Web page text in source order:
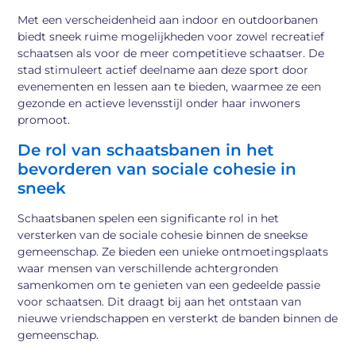
Met een verscheidenheid aan indoor en outdoorbanen
biedt sneek ruime mogelijkheden voor zowel recreatief
schaatsen als voor de meer competitieve schaatser. De
stad stimuleert actief deelname aan deze sport door
evenementen en lessen aan te bieden, waarmee ze een
gezonde en actieve levensstijl onder haar inwoners
promoot.
De rol van schaatsbanen in het
bevorderen van sociale cohesie in
sneek
Schaatsbanen spelen een significante rol in het
versterken van de sociale cohesie binnen de sneekse
gemeenschap. Ze bieden een unieke ontmoetingsplaats
waar mensen van verschillende achtergronden
samenkomen om te genieten van een gedeelde passie
voor schaatsen. Dit draagt bij aan het ontstaan van
nieuwe vriendschappen en versterkt de banden binnen de
gemeenschap.